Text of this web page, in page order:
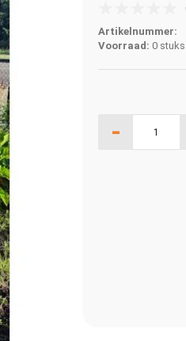
Artikelnummer:
Voorraad: 0
-